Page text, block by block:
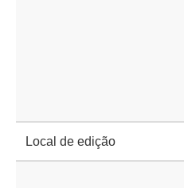
Local de edição